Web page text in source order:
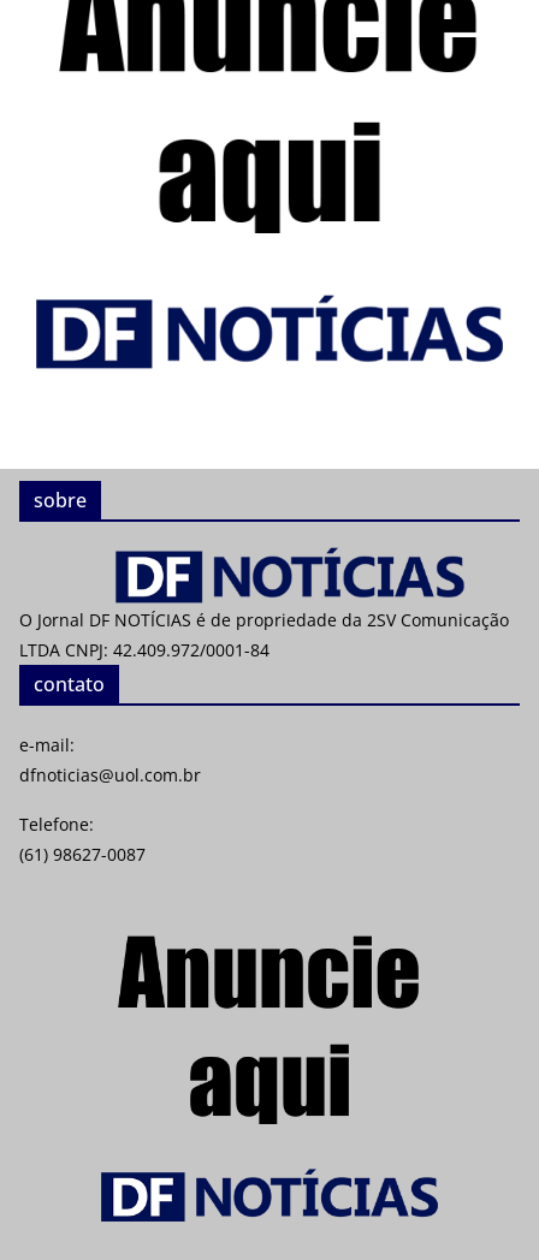
sobre
O Jornal DF NOTÍCIAS é de propriedade da 2SV Comunicação
LTDA CNPJ: 42.409.972/0001-84
contato
e-mail:
dfnoticias@uol.com.br
Telefone:
(61) 98627-0087